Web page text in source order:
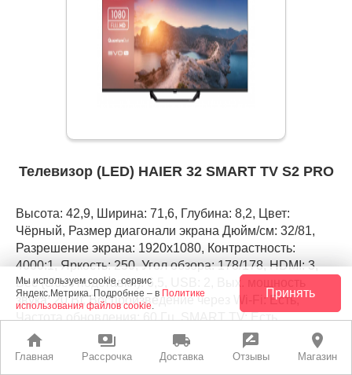
home
Главная
payments
Рассрочка
local_shipping
Доставка
rate_review
Отзывы
place
Магазин
Телевизор (LED) HAIER 32 SMART TV S2 PRO
Высота: 42,9, Ширина: 71,6, Глубина: 8,2, Цвет:
Чёрный, Размер диагонали экрана Дюйм/см: 32/81,
Разрешение экрана: 1920x1080, Контрастность:
4000:1, Яркость: 250, Угол обзора: 178/178, HDMI: 3,
Вес (с/без подставки): 6,5, USB: 2, Вых. мощность
звука: 20 Вт, Воспроизведение через Wi-Fi: Есть,
Частота обновления: 60 Гц, SMART TV: Есть,
Операционная система: Android TV 11.0, Формат
экрана: 16:9, HDR 10: Есть, Цифровое
Мы используем cookie, сервис
Яндекс.Метрика. Подробнее – в Политике
использования файлов cookie.
Принять